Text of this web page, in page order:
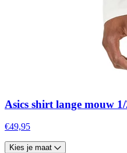
Asics shirt lange mouw
€49,95
Kies je maat